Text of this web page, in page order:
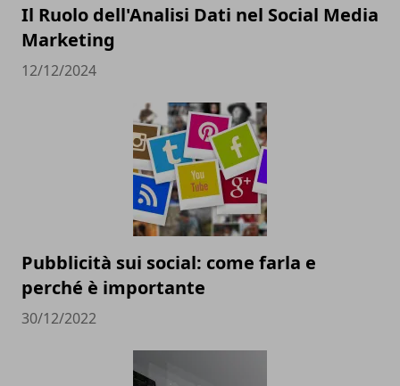
Il Ruolo dell'Analisi Dati nel Social Media
Marketing
12/12/2024
Pubblicità sui social: come farla e
perché è importante
30/12/2022